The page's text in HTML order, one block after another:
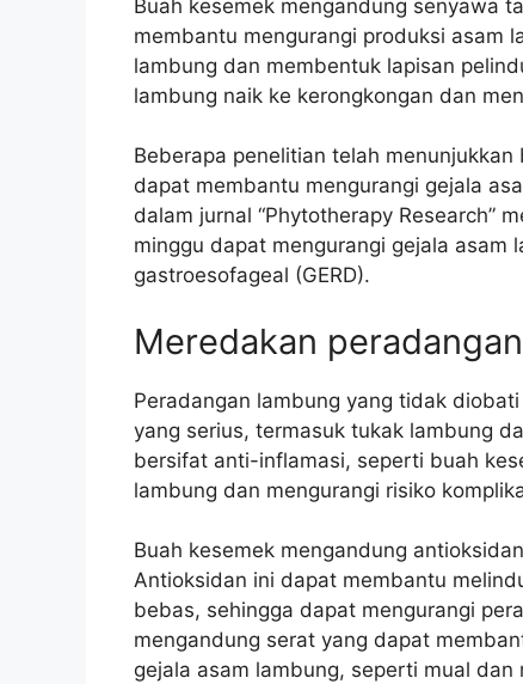
Buah kesemek mengandung senyawa
membantu mengurangi produksi asam
lambung dan membentuk lapisan
lambung naik ke kerongkongan dan
Beberapa penelitian telah
dapat membantu mengurangi gejala
dalam jurnal “Phytotherapy Research”
minggu dapat mengurangi gejala asam
gastroesofageal (GERD).
Meredakan
Peradangan lambung yang tidak
yang serius, termasuk tukak lambung
bersifat anti-inflamasi, seperti buah
lambung dan mengurangi risiko
Buah kesemek mengandung
Antioksidan ini dapat membantu
bebas, sehingga dapat mengurangi
mengandung serat yang dapat
gejala asam lambung, seperti mual dan